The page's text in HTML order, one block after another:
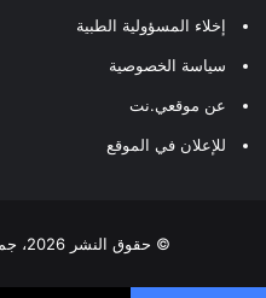
إخلاء المسؤولية الطبية
سياسة الخصوصية
عن موقعي.نت
للإعلان في الموقع
© حقوق النشر 2026، جميع الحقوق محفوظة |